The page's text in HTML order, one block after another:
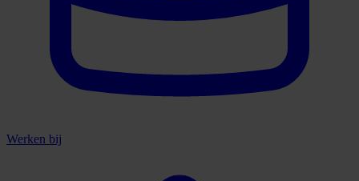
Werken bij